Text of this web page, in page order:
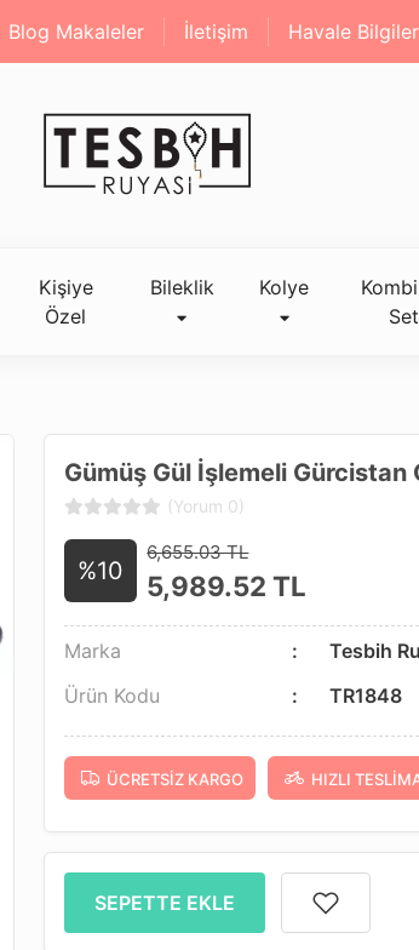
Blog Makaleler İletişim Havale
Kişiye
Özel
Bileklik Kolye
Set
Gümüş Gül İşlemeli Gürcistan
(Yorum 0)
%10
6,655.03 TL
5,989.52 TL
Marka
Tesbih
Ürün Kodu
TR1848
ÜCRETSIZ KARGO HIZLI
SEPETTE EKLE